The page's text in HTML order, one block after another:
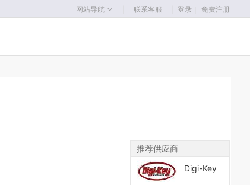
登录 免费注册
网站导航 联系客服
推荐供应商
Digi-Key